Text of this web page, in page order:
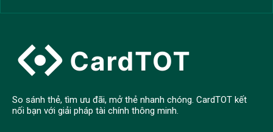
So sánh thẻ, tìm ưu đãi, mở thẻ nhanh chóng. CardTOT kết
nối bạn với giải pháp tài chính thông minh.